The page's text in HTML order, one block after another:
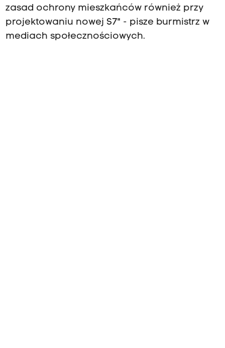
zasad ochrony mieszkańców również przy
projektowaniu nowej S7" - pisze burmistrz w
mediach społecznościowych.